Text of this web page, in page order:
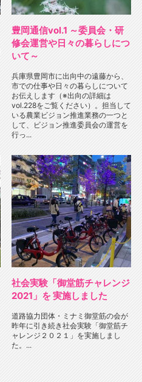
豊岡通信vol.1 ～委員会・研
修会運営や日々の暮らしにつ
いて～
兵庫県豊岡市に出向中の遠藤から、
市での仕事や日々の暮らしについて
お伝えします（※出向の詳細は
vol.228をご覧ください）。担当して
いる農業ビジョン推進業務の一つと
して、ビジョン推進委員会の運営を
行っ...
社会実験「御堂筋チャレンジ
2021」を 実施しました
道路協力団体・ミナミ御堂筋の会が
昨年に引き続き社会実験「御堂筋チ
ャレンジ２０２１」を実施しまし
た。...